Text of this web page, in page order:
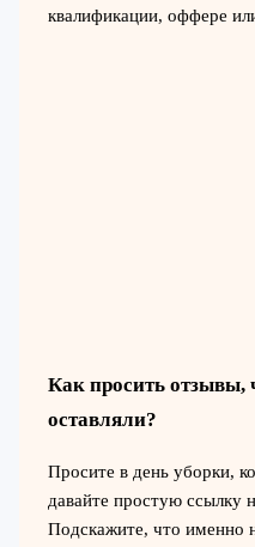
квалификации, оффере
Как просить отзывы,
оставляли?
Просите в день уборки,
давайте простую ссылку
Подскажите, что именно